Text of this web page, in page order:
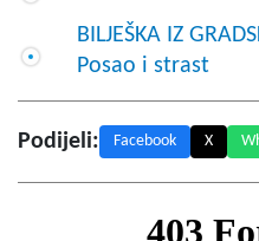
BILJEŠKA IZ
Posao i strast
Podijeli: Facebook X